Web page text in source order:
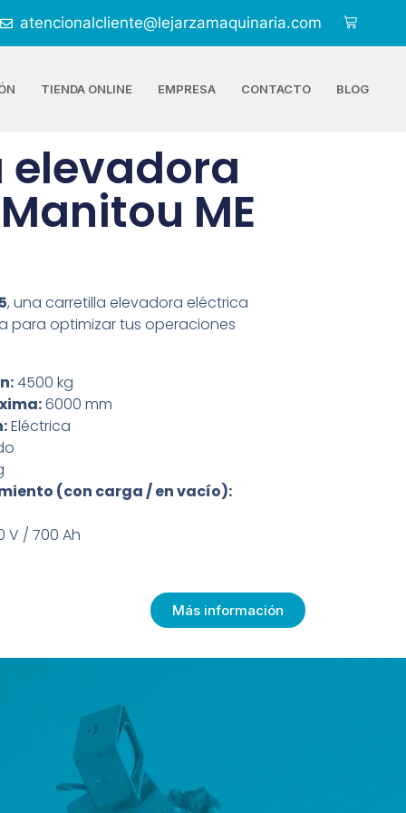
atencionalcliente@lejarzamaquinaria.com
TIENDA ONLINE EMPRESA CONTACTO BLOG
ME
, una carretilla elevadora eléctrica
para optimizar tus operaciones
4500 kg
6000 mm
Eléctrica
(con carga / en vacío):
V / 700 Ah
Más información